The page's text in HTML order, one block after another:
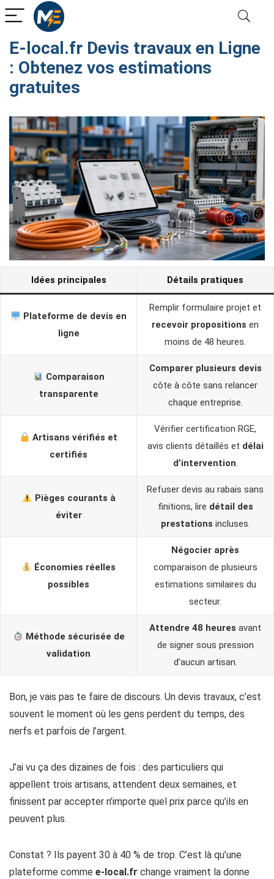
E-local.fr Devis travaux en Ligne​
: Obtenez vos estimations
gratuites
Idées principales Détails pratiques
Plateforme de devis en
ligne
Remplir formulaire projet et
recevoir propositions en
moins de 48 heures.
Comparaison
transparente
Comparer plusieurs devis
côte à côte sans relancer
chaque entreprise.
Artisans vérifiés et
certifiés
Vérifier certification RGE,
avis clients détaillés et délai
d’intervention.
Pièges courants à
éviter
Refuser devis au rabais sans
finitions, lire détail des
prestations incluses.
Économies réelles
possibles
Négocier après
comparaison de plusieurs
estimations similaires du
secteur.
Méthode sécurisée de
validation
Attendre 48 heures avant
de signer sous pression
d’aucun artisan.
Bon, je vais pas te faire de discours. Un devis travaux, c’est
souvent le moment où les gens perdent du temps, des
nerfs et parfois de l’argent.
J’ai vu ça des dizaines de fois : des particuliers qui
appellent trois artisans, attendent deux semaines, et
finissent par accepter n’importe quel prix parce qu’ils en
peuvent plus.
Constat ? Ils payent 30 à 40 % de trop. C’est là qu’une
plateforme comme e-local.fr change vraiment la donne